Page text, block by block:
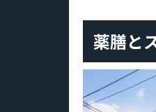
薬膳と